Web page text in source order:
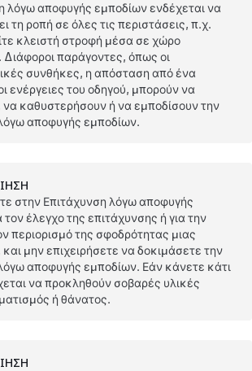
λόγω αποφυγής εμποδίων ενδέχεται να
τη ροπή σε όλες τις περιστάσεις, π.χ.
κλειστή στροφή μέσα σε χώρο
παράγοντες, όπως οι
συνθήκες, η απόσταση από ένα
ενέργειες του οδηγού, μπορούν να
να καθυστερήσουν ή να εμποδίσουν την
αποφυγής εμποδίων.
στην Επιτάχυνση λόγω αποφυγής
τον έλεγχο της επιτάχυνσης ή για την
περιορισμό της σφοδρότητας μιας
μην επιχειρήσετε να δοκιμάσετε την
αποφυγής εμποδίων. Εάν κάνετε κάτι
να προκληθούν σοβαρές υλικές
ή θάνατος.